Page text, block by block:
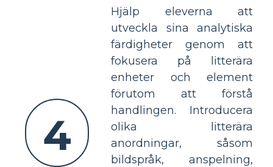
4
Hjälp eleverna att
utveckla sina analytiska
färdigheter genom att
fokusera på litterära
enheter och element
förutom att förstå
handlingen. Introducera
olika litterära
anordningar, såsom
bildspråk, anspelning,